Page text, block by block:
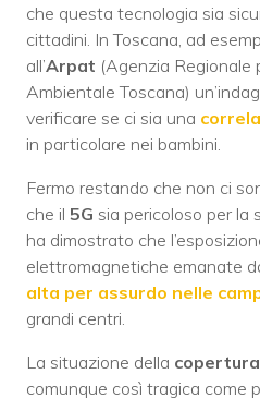
che questa tecnologia sia
cittadini. In Toscana, ad
all’Arpat (Agenzia Regionale
Ambientale Toscana)
verificare se ci sia una
in particolare nei bambini.
Fermo restando che non ci
che il 5G sia pericoloso per la
ha dimostrato che
elettromagnetiche emanate
alta per assurdo nelle
grandi centri.
La situazione della
comunque così tragica come